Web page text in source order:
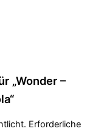
„Wonder –
Erforderliche